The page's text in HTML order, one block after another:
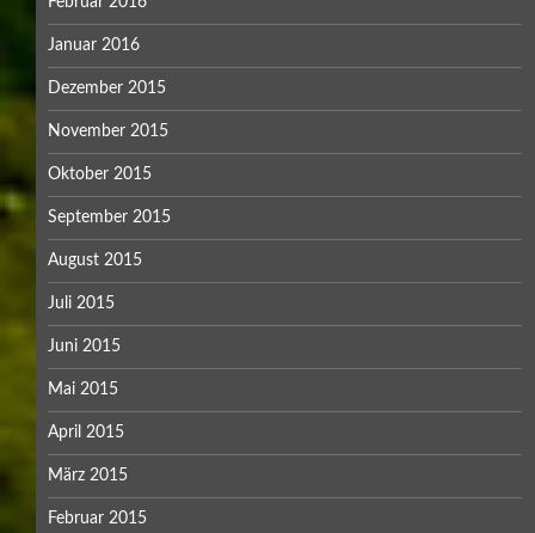
Januar 2016
Dezember 2015
November 2015
Oktober 2015
September 2015
August 2015
Juli 2015
Juni 2015
Mai 2015
April 2015
März 2015
Februar 2015